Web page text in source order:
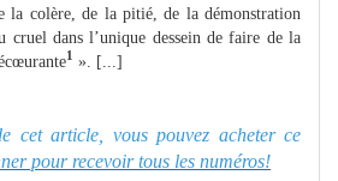
la colère, de la pitié, de la démonstration
cruel dans l’unique dessein de faire de la
1 ». [...]
cet article, vous pouvez acheter ce
pour recevoir tous les numéros!